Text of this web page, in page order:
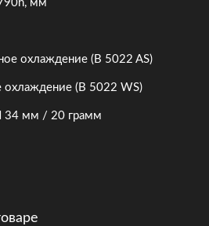
мм
охлаждение (B 5022 AS)
охлаждение (B 5022 WS)
34 мм / 20 грамм